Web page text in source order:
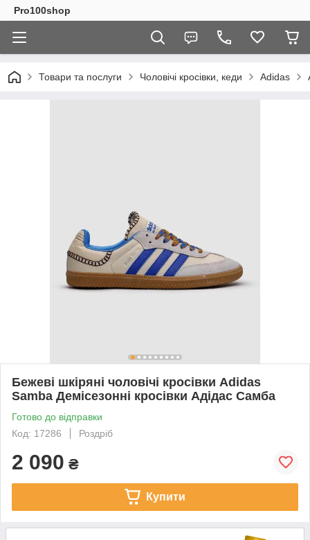
Pro100shop
Товари та послуги Чоловічі кросівки, кеди Adidas
Бежеві шкіряні чоловічі кросівки Adidas
Samba Демісезонні кросівки Адідас Самба
Готово до відправки
Код: 17286
Роздріб
2 090 ₴
Купити